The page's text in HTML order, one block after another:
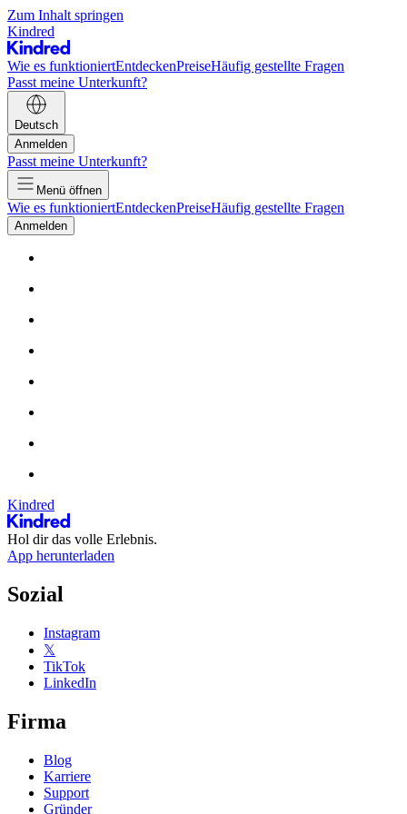
Zum Inhalt springen
Kindred
Wie es funktioniertEntdeckenPreiseHäufig gestellte Fragen
Passt meine Unterkunft?
Deutsch
Anmelden
Passt meine Unterkunft?
Menü öffnen
Wie es funktioniertEntdeckenPreiseHäufig gestellte Fragen
Anmelden
Kindred
Hol dir das volle Erlebnis.
App herunterladen
Sozial
Instagram
𝕏
TikTok
LinkedIn
Firma
Blog
Karriere
Support
Gründer